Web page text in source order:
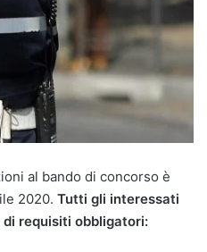
al bando di concorso è
2020. Tutti gli interessati
requisiti obbligatori: